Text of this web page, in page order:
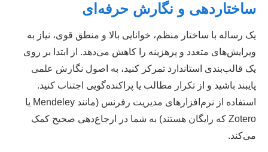
ساختاردهی و نگارش حرفه‌ای
یک رساله با ساختار منظم، خوانایی بالا و منطق قوی، نیاز به
ویرایش‌های متعدد و پرهزینه را کاهش می‌دهد. از ابتدا بر روی
یک قالب‌بندی استاندارد تمرکز کنید، به اصول نگارش علمی
پایبند باشید و از تکرار مطالب یا پراکنده‌گویی اجتناب کنید.
استفاده از نرم‌افزارهای مدیریت رفرنس (مانند Mendeley یا
Zotero که رایگان هستند) به شما در ارجاع‌دهی صحیح کمک
می‌کند.